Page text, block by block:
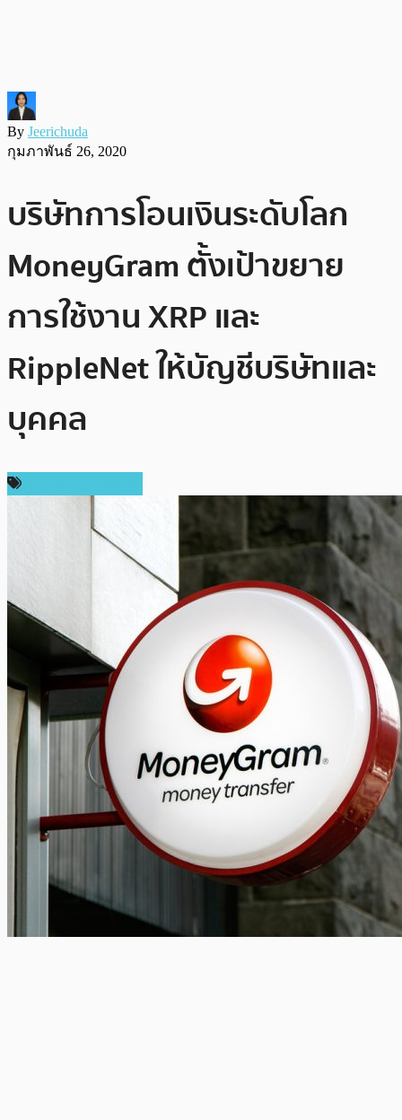
By Jeerichuda
กุมภาพันธ์ 26, 2020
บริษัทการโอนเงินระดับโลก
MoneyGram ตั้งเป้าขยาย
การใช้งาน XRP และ
RippleNet ให้บัญชีบริษัทและ
บุคคล